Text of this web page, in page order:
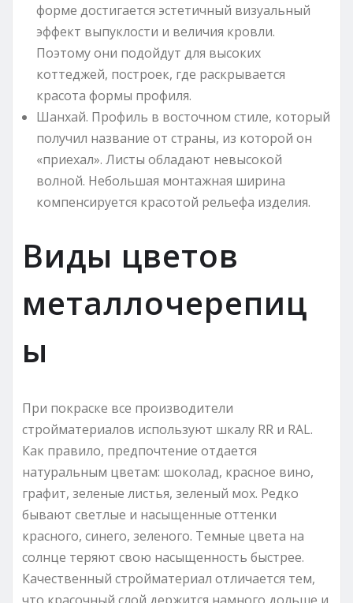
форме достигается эстетичный визуальный
эффект выпуклости и величия кровли.
Поэтому они подойдут для высоких
коттеджей, построек, где раскрывается
красота формы профиля.
Шанхай. Профиль в восточном стиле, который
получил название от страны, из которой он
«приехал». Листы обладают невысокой
волной. Небольшая монтажная ширина
компенсируется красотой рельефа изделия.
Виды цветов
металлочерепиц
ы
При покраске все производители
стройматериалов используют шкалу RR и RAL.
Как правило, предпочтение отдается
натуральным цветам: шоколад, красное вино,
графит, зеленые листья, зеленый мох. Редко
бывают светлые и насыщенные оттенки
красного, синего, зеленого. Темные цвета на
солнце теряют свою насыщенность быстрее.
Качественный стройматериал отличается тем,